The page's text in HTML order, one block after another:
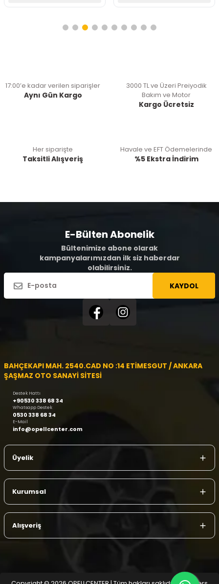
17:00’e kadar verilen siparişler
Aynı Gün Kargo
3000 TL ve Üzeri Preiyodik
Bakım ve Motor
Kargo Ücretsiz
Her siparişte
Taksitli Alışveriş
Havale ve EFT Ödemelerinde
%5 Ekstra İndirim
E-Bülten Abonelik
Bültenimize abone olarak
kampanyalarımızdan ilk siz haberdar
olabilirsiniz.
KAYDOL
BAHÇEKAPI MAH. 2540.CAD NO :14 ETİMESGUT / ANKARA
ŞAŞMAZ OTO SANAYİ SİTESİ
Destek Hattı
+90530 338 68 34
Whatsapp Destek
0530 338 68 34
E-Mail
info@opellcenter.com
Üyelik
Kurumsal
Alışveriş